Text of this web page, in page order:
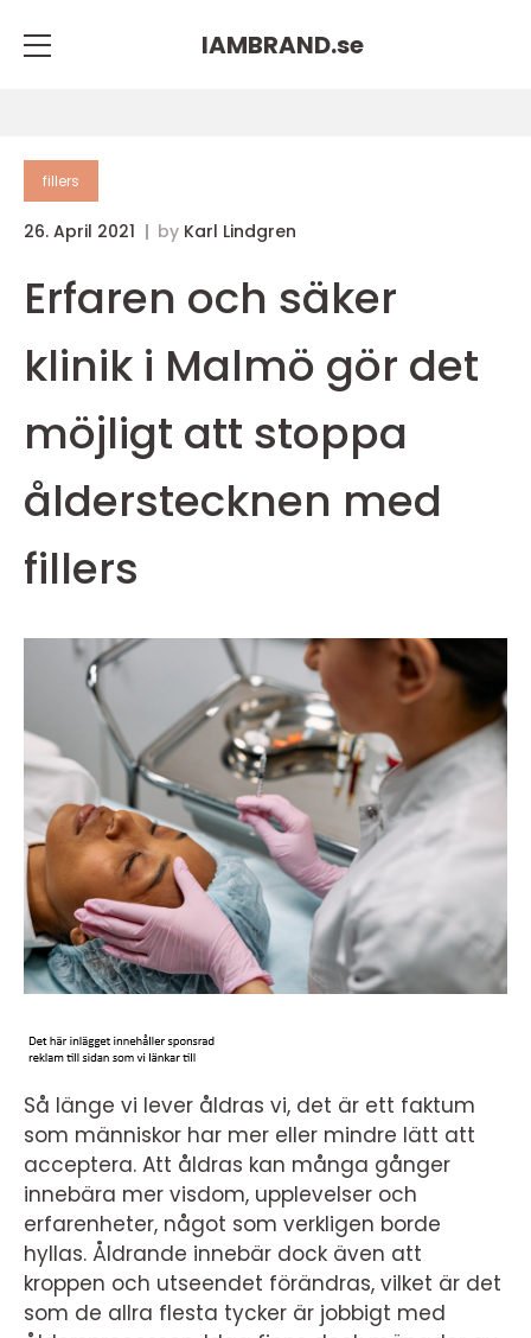
IAMBRAND.se
fillers
26. April 2021 by Karl Lindgren
Erfaren och säker
klinik i Malmö gör det
möjligt att stoppa
ålderstecknen med
fillers
Så länge vi lever åldras vi, det är ett faktum
som människor har mer eller mindre lätt att
acceptera. Att åldras kan många gånger
innebära mer visdom, upplevelser och
erfarenheter, något som verkligen borde
hyllas. Åldrande innebär dock även att
kroppen och utseendet förändras, vilket är det
som de allra flesta tycker är jobbigt med